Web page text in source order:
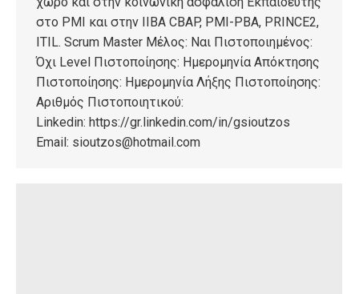
στο PMI και στην IIBA CBAP, PMI-PBA, PRINCE2,
ITIL. Scrum Master Μέλος: Ναι Πιστοποιημένος:
Όχι Level Πιστοποίησης: Ημερομηνία Απόκτησης
Πιστοποίησης: Ημερομηνία Λήξης Πιστοποίησης:
Αριθμός Πιστοποιητικού:
Linkedin: https://gr.linkedin.com/in/gsioutzos
Email: sioutzos@hotmail.com